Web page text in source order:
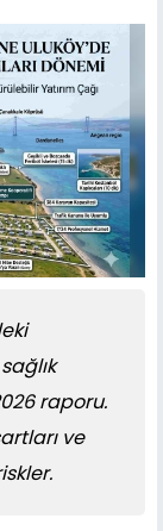
raporu.
ve